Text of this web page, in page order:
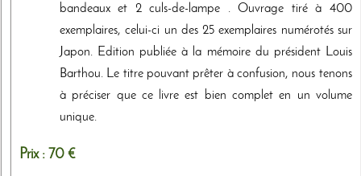
bandeaux et 2 culs-de-lampe . Ouvrage tiré à 400
exemplaires, celui-ci un des 25 exemplaires numérotés sur
Japon. Edition publiée à la mémoire du président Louis
Barthou. Le titre pouvant prêter à confusion, nous tenons
à préciser que ce livre est bien complet en un volume
unique.
Prix : 70 €